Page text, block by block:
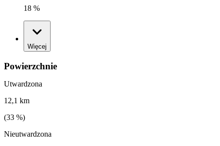
18 %
Więcej
Powierzchnie
Utwardzona
12,1 km
(33 %)
Nieutwardzona